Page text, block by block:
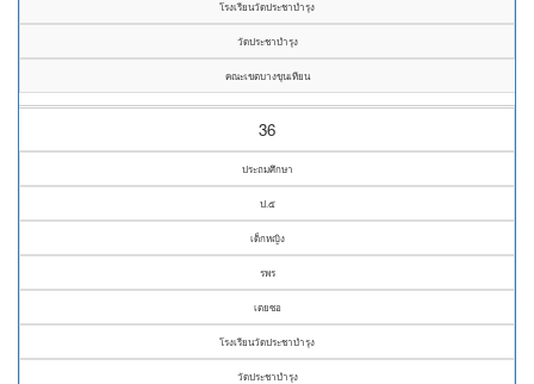
โรงเรียนวัดประชาบำรุง
วัดประชาบำรุง
คณะเขตบางขุนเทียน
36
ประถมศึกษา
ป.๕
เด็กหญิง
รพร
เตยซอ
โรงเรียนวัดประชาบำรุง
วัดประชาบำรุง